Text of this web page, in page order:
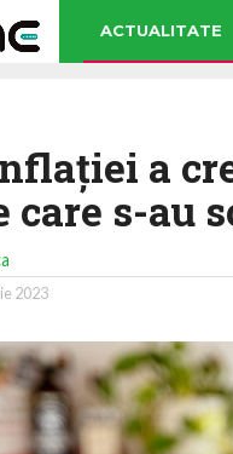
ACTUALITATE
a
care s-au
2023